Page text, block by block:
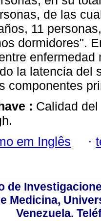
de las
11
dormidores".
la latencia del
componentes
: Calidad
em Inglês ·
de
Medicina,
Venezuela.